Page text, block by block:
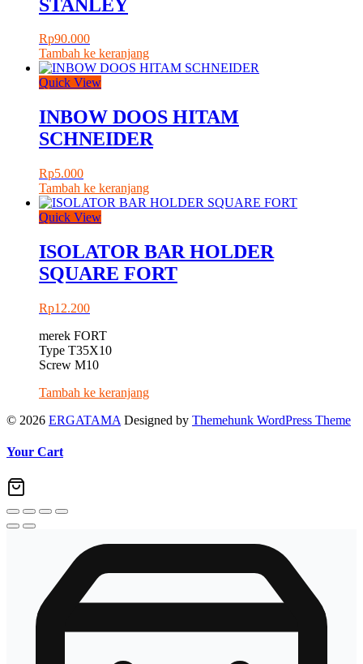
STANLEY
Rp90.000
Tambah ke keranjang
Quick View
INBOW DOOS HITAM
SCHNEIDER
Rp5.000
Tambah ke keranjang
Quick View
ISOLATOR BAR HOLDER
SQUARE FORT
Rp12.200
merek FORT
Type T35X10
Screw M10
Tambah ke keranjang
© 2026 ERGATAMA Designed by Themehunk WordPress Theme
Your Cart